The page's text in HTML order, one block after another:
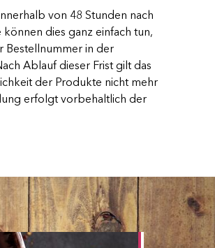
von 48 Stunden nach
dies ganz einfach tun,
Bestellnummer in der
Ablauf dieser Frist gilt das
der Produkte nicht mehr
erfolgt vorbehaltlich der